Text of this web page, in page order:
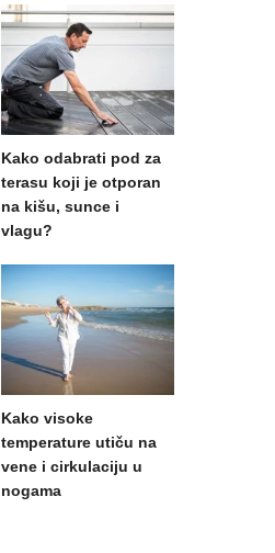
Kako odabrati pod za
terasu koji je otporan
na kišu, sunce i
vlagu?
Kako visoke
temperature utiču na
vene i cirkulaciju u
nogama